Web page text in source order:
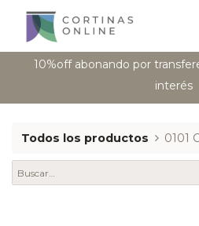
10%off abonando por
interés
Todos los productos 0101